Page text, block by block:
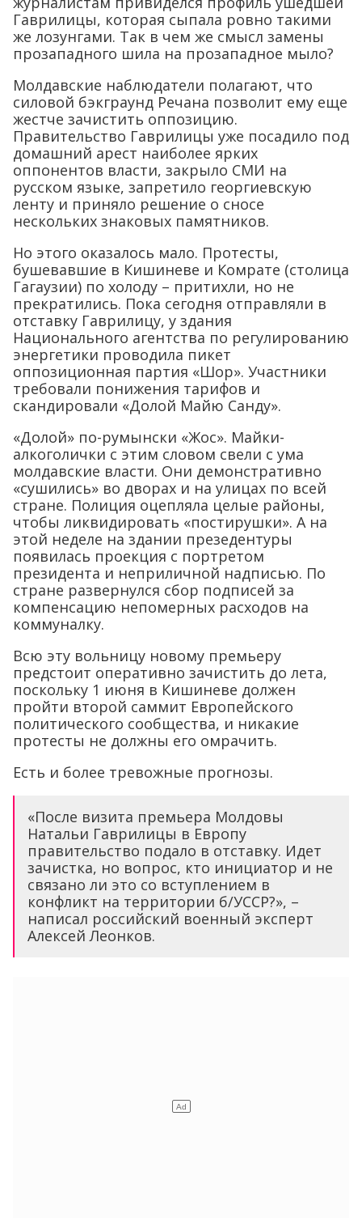
Гаврилицы, которая сыпала ровно такими
же лозунгами. Так в чем же смысл замены
прозападного шила на прозападное мыло?
Молдавские наблюдатели полагают, что
силовой бэкграунд Речана позволит ему еще
жестче зачистить оппозицию.
Правительство Гаврилицы уже посадило под
домашний арест наиболее ярких
оппонентов власти, закрыло СМИ на
русском языке, запретило георгиевскую
ленту и приняло решение о сносе
нескольких знаковых памятников.
Но этого оказалось мало. Протесты,
бушевавшие в Кишиневе и Комрате (столица
Гагаузии) по холоду – притихли, но не
прекратились. Пока сегодня отправляли в
отставку Гаврилицу, у здания
Национального агентства по регулированию
энергетики проводила пикет
оппозиционная партия «Шор». Участники
требовали понижения тарифов и
скандировали «Долой Майю Санду».
«Долой» по-румынски «Жос». Майки-
алкоголички с этим словом свели с ума
молдавские власти. Они демонстративно
«сушились» во дворах и на улицах по всей
стране. Полиция оцепляла целые районы,
чтобы ликвидировать «постирушки». А на
этой неделе на здании презедентуры
появилась проекция с портретом
президента и неприличной надписью. По
стране развернулся сбор подписей за
компенсацию непомерных расходов на
коммуналку.
Всю эту вольницу новому премьеру
предстоит оперативно зачистить до лета,
поскольку 1 июня в Кишиневе должен
пройти второй саммит Европейского
политического сообщества, и никакие
протесты не должны его омрачить.
Есть и более тревожные прогнозы.
«После визита премьера Молдовы
Натальи Гаврилицы в Европу
правительство подало в отставку. Идет
зачистка, но вопрос, кто инициатор и не
связано ли это со вступлением в
конфликт на территории б/УССР?», –
написал российский военный эксперт
Алексей Леонков.